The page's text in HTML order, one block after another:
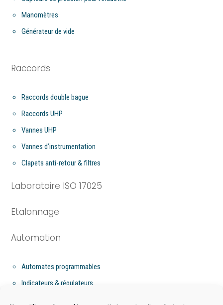
Manomètres
Générateur de vide
Raccords
Raccords double bague
Raccords UHP
Vannes UHP
Vannes d’instrumentation
Clapets anti-retour & filtres
Laboratoire ISO 17025
Etalonnage
Automation
Automates programmables
Indicateurs & régulateurs